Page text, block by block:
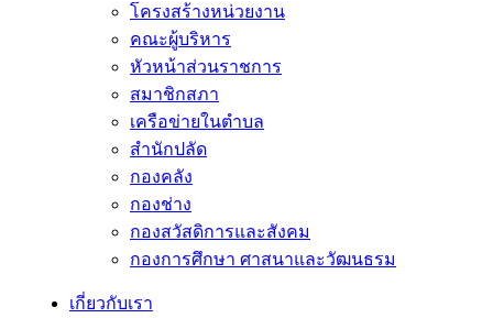
โครงสร้างหน่วยงาน
คณะผู้บริหาร
หัวหน้าส่วนราชการ
สมาชิกสภา
เครือข่ายในตำบล
สำนักปลัด
กองคลัง
กองช่าง
กองสวัสดิการและสังคม
กองการศึกษา ศาสนาและวัฒนธรม
เกี่ยวกับเรา